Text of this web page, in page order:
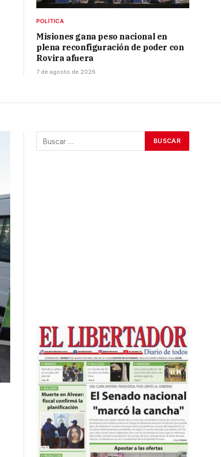
POLÍTICA
Misiones gana peso nacional en
plena reconfiguración de poder con
Rovira afuera
7 de agosto de 2026